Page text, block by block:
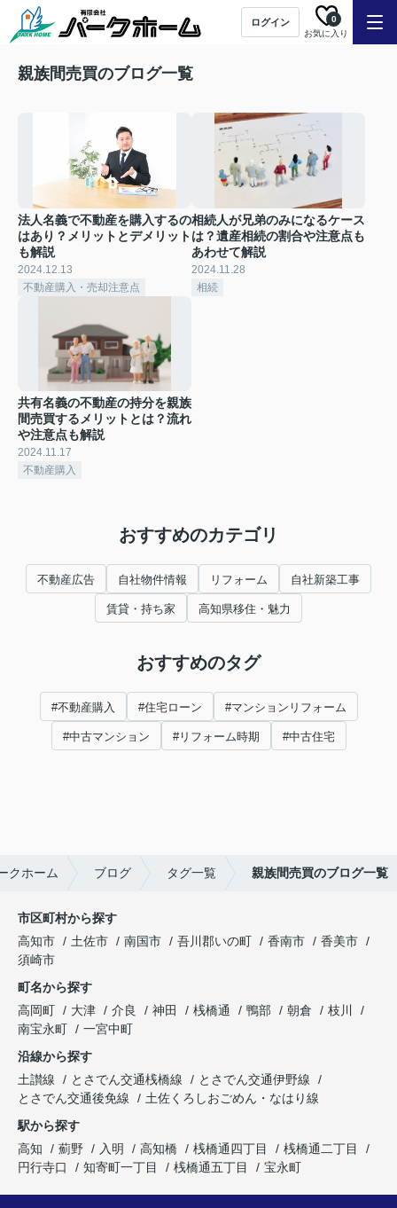
ログイン
お気に入り
0
親族間売買のブログ一覧
法人名義で不動産を購入するの
はあり？メリットとデメリット
も解説
2024.12.13
不動産購入・売却注意点
相続人が兄弟のみになるケース
は？遺産相続の割合や注意点も
あわせて解説
2024.11.28
相続
共有名義の不動産の持分を親族
間売買するメリットとは？流れ
や注意点も解説
2024.11.17
不動産購入
おすすめのカテゴリ
不動産広告 自社物件情報 リフォーム 自社新築工事
賃貸・持ち家 高知県移住・魅力
おすすめのタグ
#不動産購入 #住宅ローン #マンションリフォーム
#中古マンション #リフォーム時期 #中古住宅
クホーム ブログ タグ一覧 親族間売買のブログ一覧
市区町村から探す
高知市
土佐市 南国市 吾川郡いの町 香南市
香美市
須崎市
町名から探す
高岡町
大津 介良 神田 桟橋通 鴨部 朝倉
枝川
南宝永町
一宮中町
沿線から探す
土讃線
とさでん交通桟橋線
とさでん交通伊野線
とさでん交通後免線
土佐くろしおごめん・なはり線
駅から探す
高知
薊野 入明 高知橋 桟橋通四丁目
桟橋通二丁目
円行寺口
知寄町一丁目 桟橋通五丁目 宝永町